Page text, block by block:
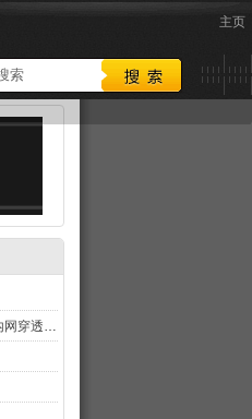
主页
搭建属于自己的ngrok服务器，实现内网穿透，外网访问内网，可本地开发微信不需要上传服务器